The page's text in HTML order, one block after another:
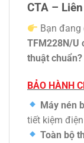
CTA –
Bạn
TFM228N/U
thuật chuẩn?
BẢO HÀNH
Máy nén
tiết kiệm
Toàn bộ